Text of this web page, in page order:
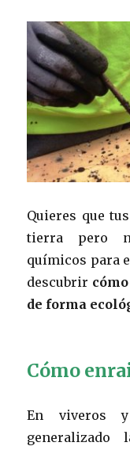
Quieres que
tierra pero
químicos para
descubrir
de forma
Cómo
En viveros
generalizado